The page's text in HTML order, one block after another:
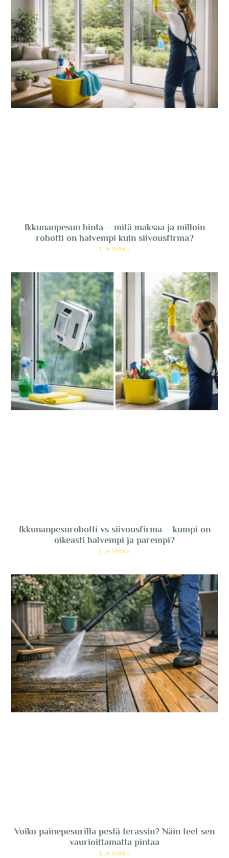
Ikkunanpesun hinta – mitä maksaa ja milloin
robotti on halvempi kuin siivousfirma?
Lue lisää »
Ikkunanpesurobotti vs siivousfirma – kumpi on
oikeasti halvempi ja parempi?
Lue lisää »
Voiko painepesurilla pestä terassin? Näin teet sen
vaurioittamatta pintaa
Lue lisää »